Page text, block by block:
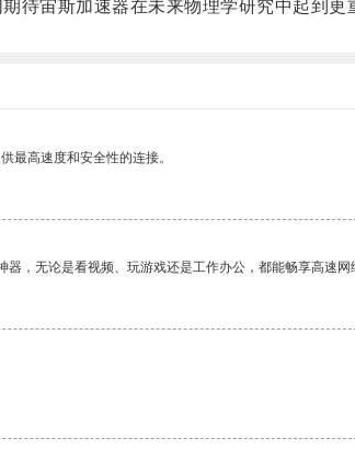
宙斯加速器在未来物理学研究中起到更
最高速度和安全性的连接。
，无论是看视频、玩游戏还是工作办公，都能畅享高速